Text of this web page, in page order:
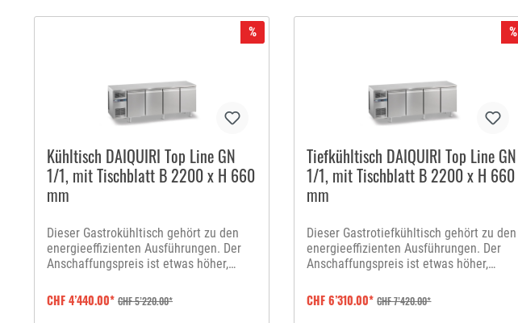
%
Kühltisch DAIQUIRI Top Line GN
1/1, mit Tischblatt B 2200 x H 660
mm
Dieser Gastrokühltisch gehört zu den
energieeffizienten Ausführungen. Der
Anschaffungspreis ist etwas höher,
Energieeinsparung schnell amortisiert.
Bei der Produktion wurde speziell
CHF 4’440.00* CHF 5’220.00*
%
Tiefkühltisch DAIQUIRI Top Line GN
1/1, mit Tischblatt B 2200 x H 660
mm
Dieser Gastrotiefkühltisch gehört zu den
energieeffizienten Ausführungen. Der
Anschaffungspreis ist etwas höher,
Energieeinsparung schnell amortisiert.
Bei der Produktion wurde speziell
CHF 6’310.00*CHF 7’420.00*